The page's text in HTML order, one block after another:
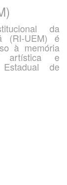
da
(RI-UEM) é
à memória
artística e
de